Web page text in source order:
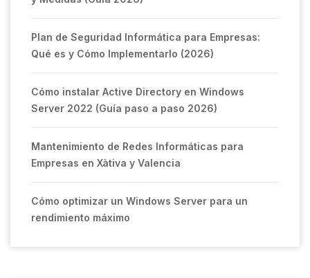
Plan de Seguridad Informática para Empresas:
Qué es y Cómo Implementarlo (2026)
Cómo instalar Active Directory en Windows
Server 2022 (Guía paso a paso 2026)
Mantenimiento de Redes Informáticas para
Empresas en Xàtiva y Valencia
Cómo optimizar un Windows Server para un
rendimiento máximo